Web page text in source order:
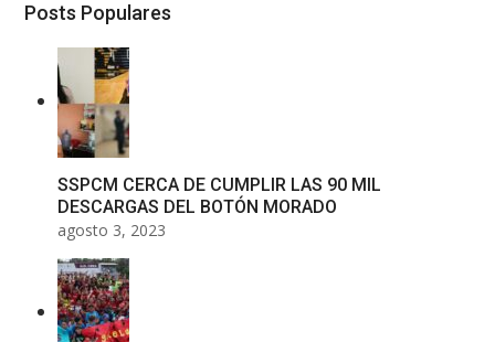
Posts Populares
SSPCM CERCA DE CUMPLIR LAS 90 MIL
DESCARGAS DEL BOTÓN MORADO
agosto 3, 2023